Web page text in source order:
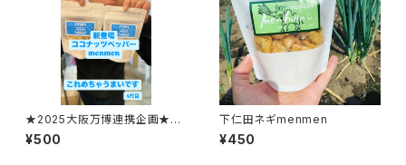
★2025大阪万博連携企画★コ
コナッツペッパーmenmen
¥500
下仁田ネギmenmen
¥450